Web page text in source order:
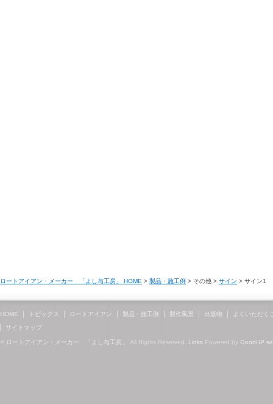
ロートアイアン・メーカー 「よし与工房」 HOME > 製品・施工例 > その他 > サイン > サイン1
HOME トピックス ロートアイアン 製品・施工例 製作風景 出版物
よくいただく
サイトマップ
ロートアイアン・メーカー 「よし与工房」 All Rights Reserved. Links Powered by GoodHP